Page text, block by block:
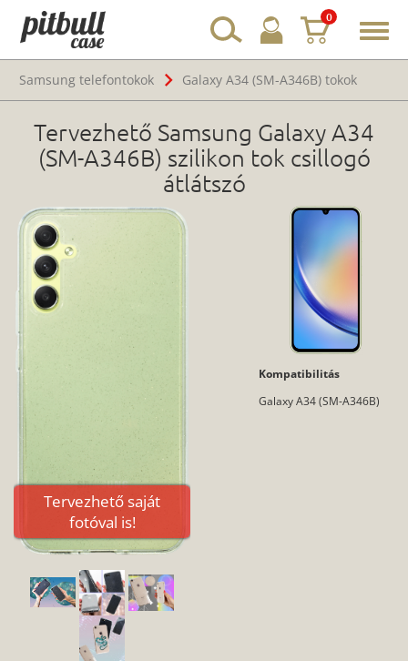
0
Samsung telefontokok
Galaxy A34 (SM-A346B) tokok
Tervezhető Samsung Galaxy A34
(SM-A346B) szilikon tok csillogó
átlátszó
Tervezhető saját
fotóval is!
Kompatibilitás
Galaxy A34 (SM-A346B)